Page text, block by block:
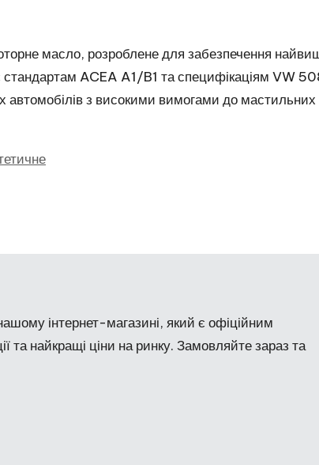
масло, розроблене для забезпечення
стандартам ACEA A1/B1 та специфікаціям VW
з високими вимогами до мастильних
інтернет-магазині, який є офіційним
та найкращі ціни на ринку. Замовляйте зараз та